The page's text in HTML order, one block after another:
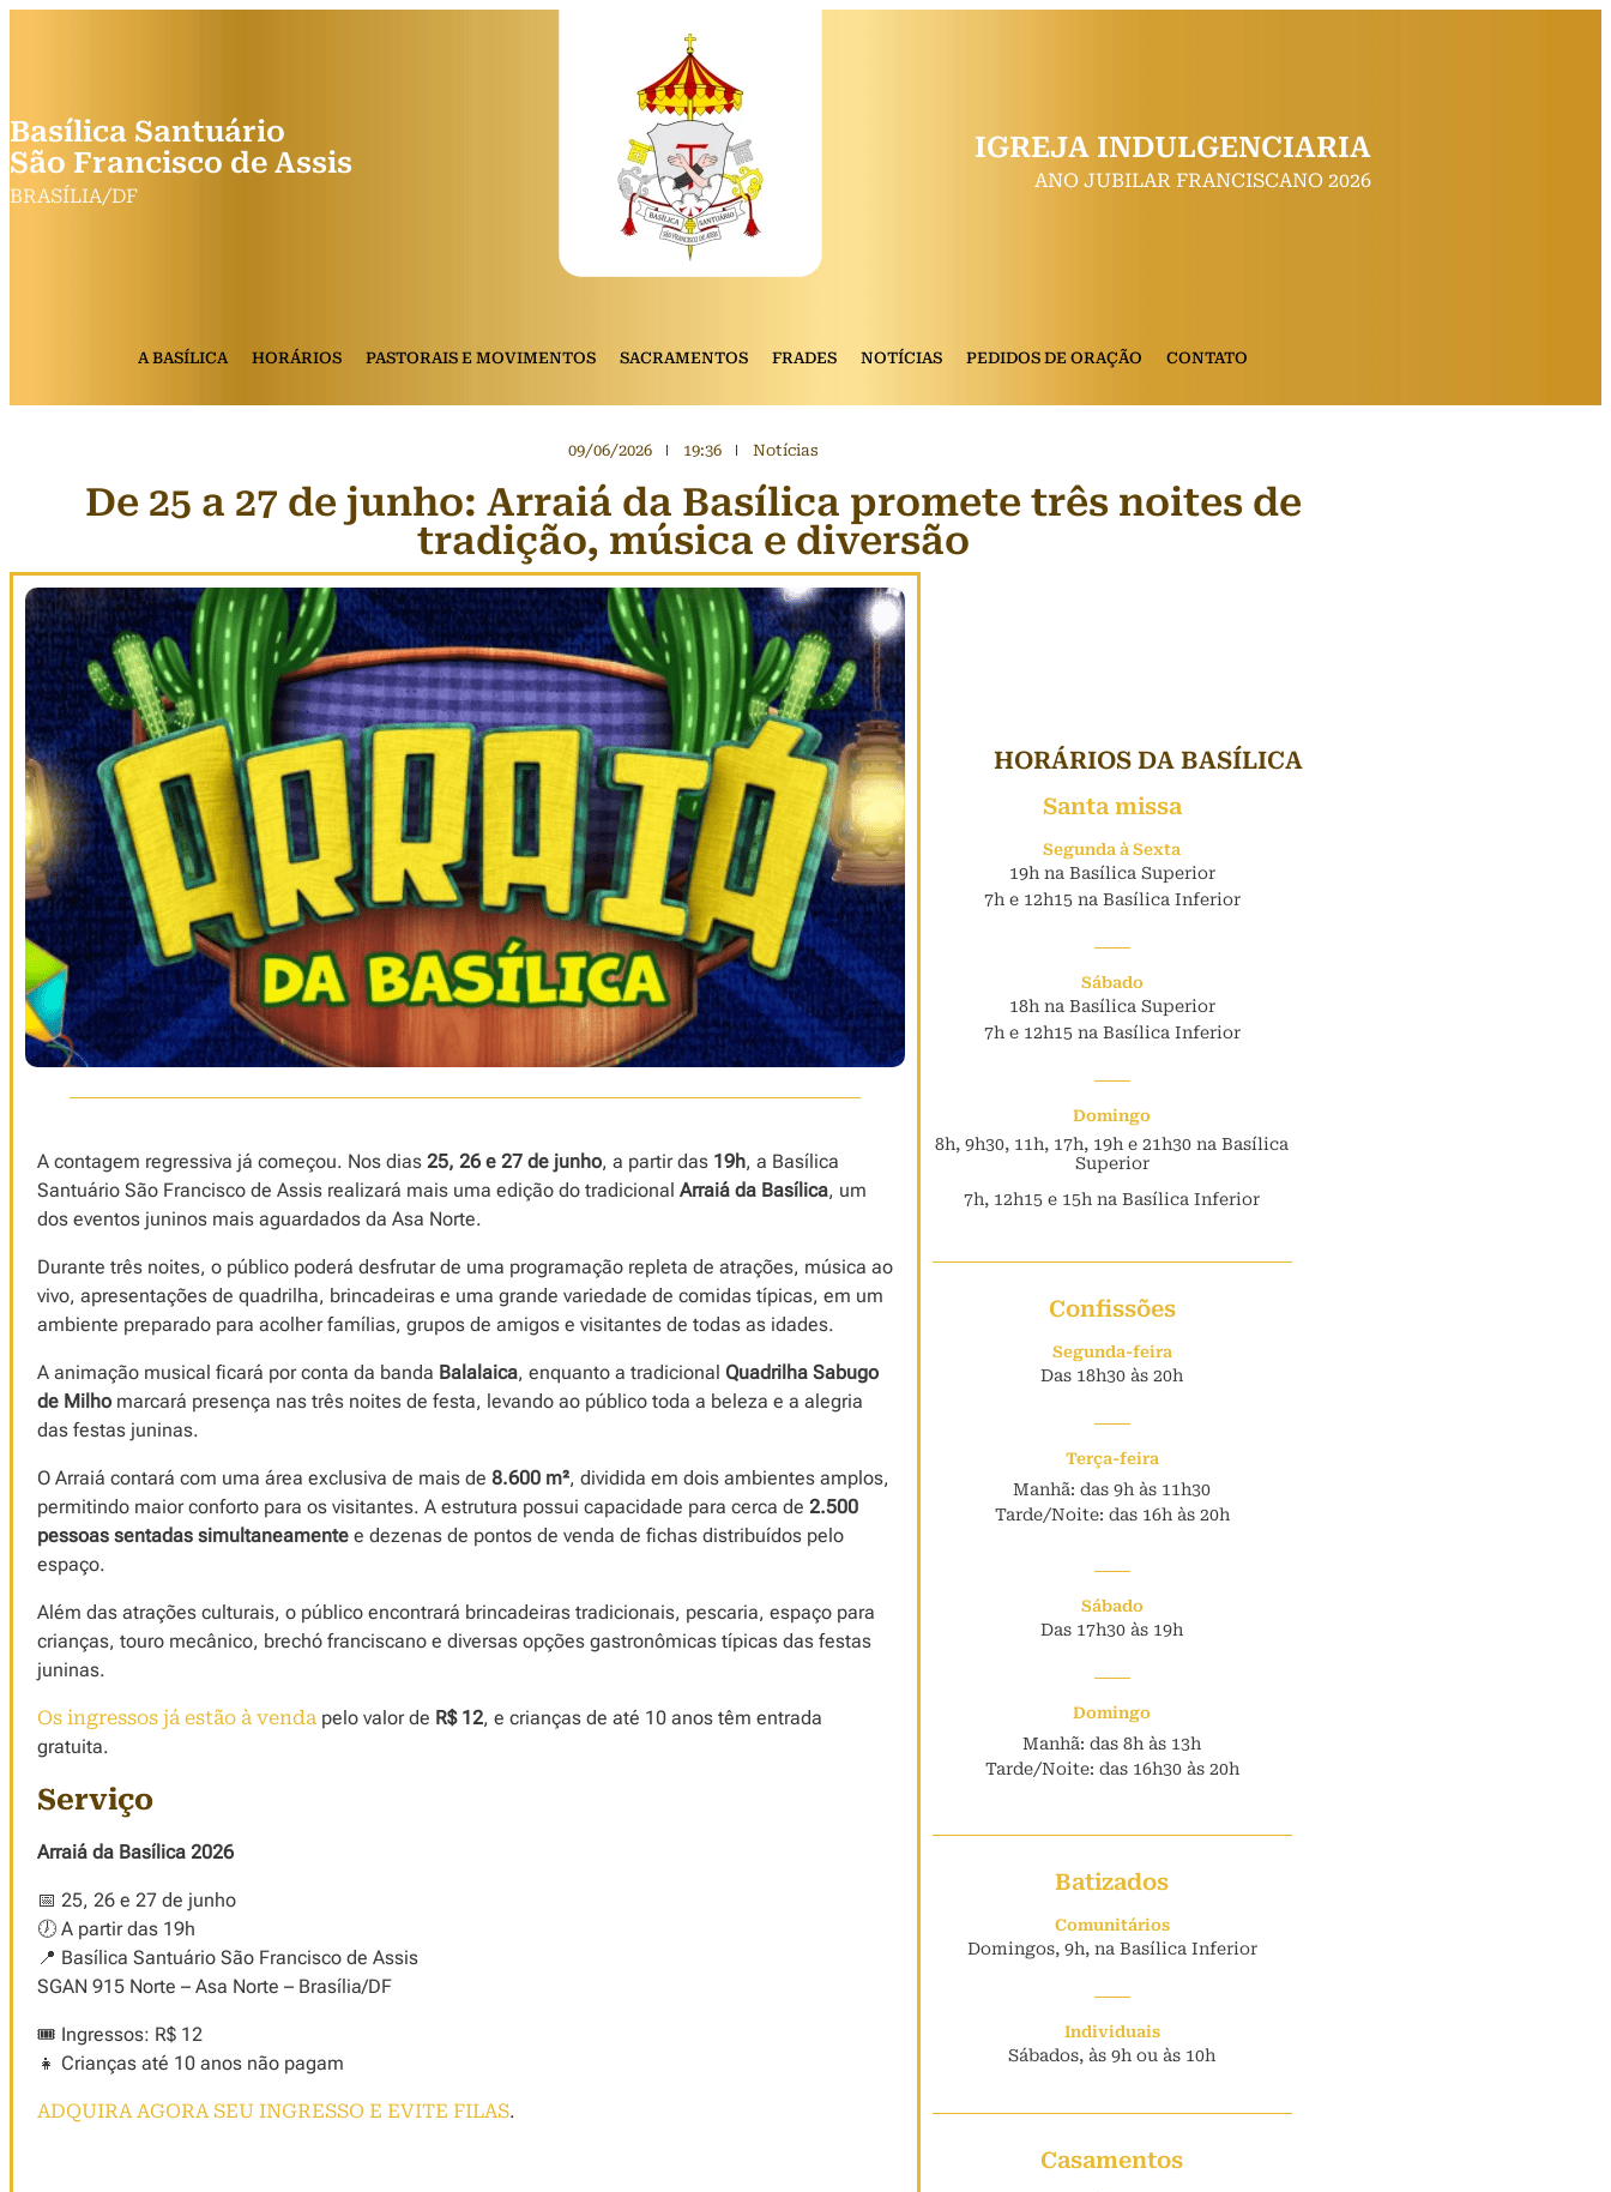
Basílica Santuário
São Francisco de Assis
BRASÍLIA/DF
IGREJA INDULGENCIARIA
ANO JUBILAR FRANCISCANO 2026
A BASÍLICA HORÁRIOS PASTORAIS E MOVIMENTOS SACRAMENTOS FRADES NOTÍCIAS PEDIDOS DE ORAÇÃO CONTATO
09/06/2026 19:36 Notícias
De 25 a 27 de junho: Arraiá da Basílica promete três noites de
tradição, música e diversão
A contagem regressiva já começou. Nos dias 25, 26 e 27 de junho, a partir das 19h, a Basílica
Santuário São Francisco de Assis realizará mais uma edição do tradicional Arraiá da Basílica, um
dos eventos juninos mais aguardados da Asa Norte.
Durante três noites, o público poderá desfrutar de uma programação repleta de atrações, música ao
vivo, apresentações de quadrilha, brincadeiras e uma grande variedade de comidas típicas, em um
ambiente preparado para acolher famílias, grupos de amigos e visitantes de todas as idades.
A animação musical ficará por conta da banda Balalaica, enquanto a tradicional Quadrilha Sabugo
de Milho marcará presença nas três noites de festa, levando ao público toda a beleza e a alegria
das festas juninas.
O Arraiá contará com uma área exclusiva de mais de 8.600 m², dividida em dois ambientes amplos,
permitindo maior conforto para os visitantes. A estrutura possui capacidade para cerca de 2.500
pessoas sentadas simultaneamente e dezenas de pontos de venda de fichas distribuídos pelo
espaço.
Além das atrações culturais, o público encontrará brincadeiras tradicionais, pescaria, espaço para
crianças, touro mecânico, brechó franciscano e diversas opções gastronômicas típicas das festas
juninas.
Os ingressos já estão à venda pelo valor de R$ 12, e crianças de até 10 anos têm entrada
gratuita.
Serviço
Arraiá da Basílica 2026
📅 25, 26 e 27 de junho
🕖 A partir das 19h
📍 Basílica Santuário São Francisco de Assis
SGAN 915 Norte – Asa Norte – Brasília/DF
🎟️ Ingressos: R$ 12
👧 Crianças até 10 anos não pagam
ADQUIRA AGORA SEU INGRESSO E EVITE FILAS.
HORÁRIOS DA BASÍLICA
Santa missa
Segunda à Sexta
19h na Basílica Superior
7h e 12h15 na Basílica Inferior
Sábado
18h na Basílica Superior
7h e 12h15 na Basílica Inferior
Domingo
8h, 9h30, 11h, 17h, 19h e 21h30 na Basílica
Superior
7h, 12h15 e 15h na Basílica Inferior
Confissões
Segunda-feira
Das 18h30 às 20h
Terça-feira
Manhã: das 9h às 11h30
Tarde/Noite: das 16h às 20h
Sábado
Das 17h30 às 19h
Domingo
Manhã: das 8h às 13h
Tarde/Noite: das 16h30 às 20h
Batizados
Comunitários
Domingos, 9h, na Basílica Inferior
Individuais
Sábados, às 9h ou às 10h
Casamentos